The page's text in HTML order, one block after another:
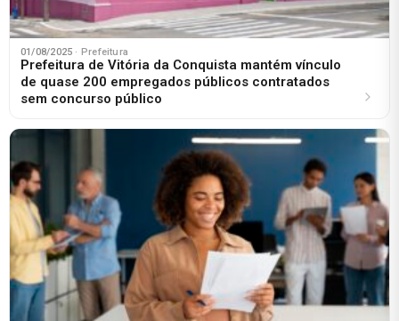
01/08/2025 · Prefeitura
Prefeitura de Vitória da Conquista mantém vínculo
de quase 200 empregados públicos contratados
sem concurso público